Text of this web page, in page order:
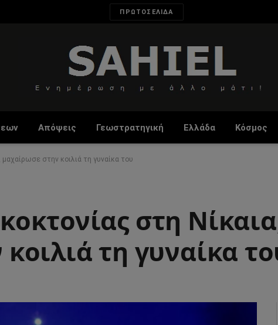
ΠΡΩΤΟΣΕΛΙΔΑ
Απόψεις Γεωστρατηγική Ελλάδα Κόσμος
μαχαίρωσε στην κοιλιά τη γυναίκα του
στη
τη γυναίκα